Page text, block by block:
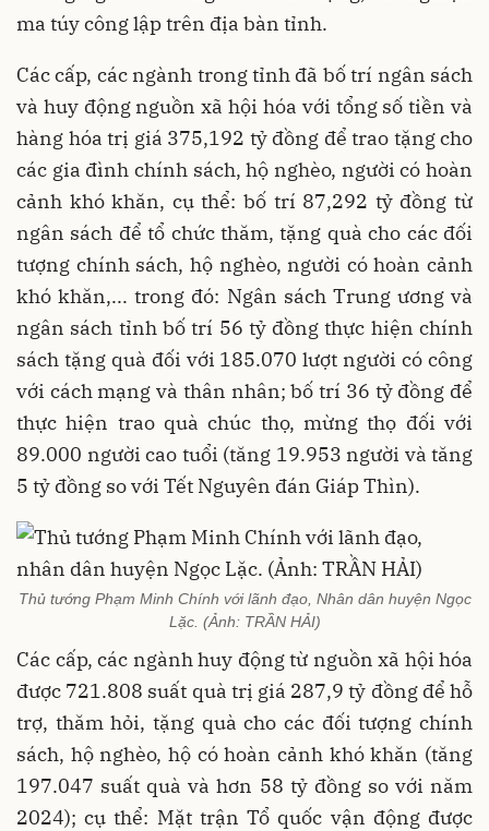
ma túy công lập trên địa bàn tỉnh.
Các cấp, các ngành trong tỉnh đã bố trí ngân sách
và huy động nguồn xã hội hóa với tổng số tiền và
hàng hóa trị giá 375,192 tỷ đồng để trao tặng cho
các gia đình chính sách, hộ nghèo, người có hoàn
cảnh khó khăn, cụ thể: bố trí 87,292 tỷ đồng từ
ngân sách để tổ chức thăm, tặng quà cho các đối
tượng chính sách, hộ nghèo, người có hoàn cảnh
khó khăn,... trong đó: Ngân sách Trung ương và
ngân sách tỉnh bố trí 56 tỷ đồng thực hiện chính
sách tặng quà đối với 185.070 lượt người có công
với cách mạng và thân nhân; bố trí 36 tỷ đồng để
thực hiện trao quà chúc thọ, mừng thọ đối với
89.000 người cao tuổi (tăng 19.953 người và tăng
5 tỷ đồng so với Tết Nguyên đán Giáp Thìn).
Thủ tướng Phạm Minh Chính với lãnh đạo, Nhân dân huyện Ngọc
Lặc. (Ảnh: TRẦN HẢI)
Các cấp, các ngành huy động từ nguồn xã hội hóa
được 721.808 suất quà trị giá 287,9 tỷ đồng để hỗ
trợ, thăm hỏi, tặng quà cho các đối tượng chính
sách, hộ nghèo, hộ có hoàn cảnh khó khăn (tăng
197.047 suất quà và hơn 58 tỷ đồng so với năm
2024); cụ thể: Mặt trận Tổ quốc vận động được